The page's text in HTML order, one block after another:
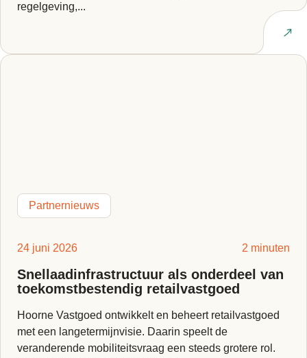
regelgeving,...
Lees artikel
Partnernieuws
24 juni 2026 2 minuten
Snellaadinfrastructuur als onderdeel van
toekomstbestendig retailvastgoed
Hoorne Vastgoed ontwikkelt en beheert retailvastgoed
met een langetermijnvisie. Daarin speelt de
veranderende mobiliteitsvraag een steeds grotere rol.